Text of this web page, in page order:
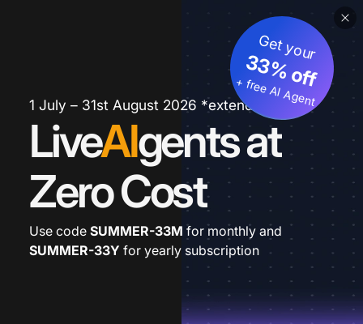
1 July – 31st August 2026 *extended
LiveAIgents at
Zero Cost
Get your
33% off
+ free AI Agent
Use code SUMMER-33M for monthly and
SUMMER-33Y for yearly subscription